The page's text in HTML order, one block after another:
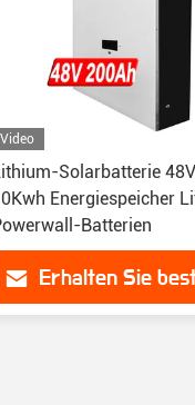
Video
Solarbatterie
Energiespeicher
Batterien
Erhalten Sie